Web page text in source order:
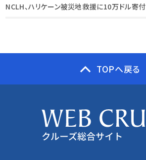
NCLH、ハリケーン被災地救援に10万ドル寄付
TOPへ戻る